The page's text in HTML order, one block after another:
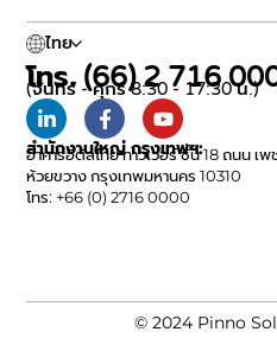
ไทย
โทร. (66) 2 716
(จันทร์ - ศุกร์ 8:30 - 17:30 น.)
สำนักงานใหญ่ กรุงเทพฯ:
อาคารอิตัลไทย ทาวเวอร์ ชั้น 18 ถนน เ
ห้วยขวาง กรุงเทพมหานคร 10310
โทร: +66 (0) 2716 0000
© 2024 Pinno